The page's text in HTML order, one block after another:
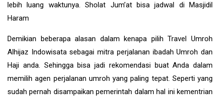
lebih luang waktunya. Sholat Jum’at bisa jadwal di Masjidil
Haram
Demikian beberapa alasan dalam kenapa pilih Travel Umroh
Alhijaz Indowisata sebagai mitra perjalanan ibadah Umroh dan
Haji anda. Sehingga bisa jadi rekomendasi buat Anda dalam
memilih agen perjalanan umroh yang paling tepat. Seperti yang
sudah pernah disampaikan pemerintah dalam hal ini kementrian